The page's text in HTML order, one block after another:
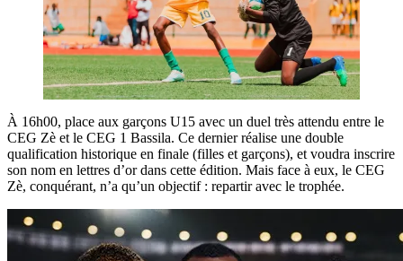
À 16h00, place aux garçons U15 avec un duel très attendu entre le
CEG Zè et le CEG 1 Bassila. Ce dernier réalise une double
qualification historique en finale (filles et garçons), et voudra inscrire
son nom en lettres d’or dans cette édition. Mais face à eux, le CEG
Zè, conquérant, n’a qu’un objectif : repartir avec le trophée.